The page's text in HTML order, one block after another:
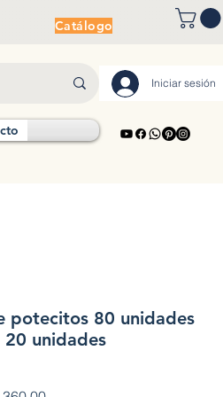
Catálogo
Iniciar sesión
potecitos 80 unidades
unidades